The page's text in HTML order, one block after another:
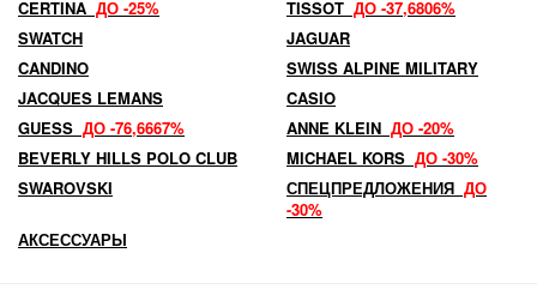
CERTINA ДО -25% TISSOT ДО -37,6806%
SWATCH
JAGUAR
CANDINO
SWISS ALPINE MILITARY
JACQUES LEMANS
CASIO
GUESS ДО -76,6667% ANNE KLEIN ДО -20%
BEVERLY HILLS POLO CLUB
MICHAEL KORS ДО -30%
SWAROVSKI
СПЕЦПРЕДЛОЖЕНИЯ ДО
-30%
АКСЕССУАРЫ